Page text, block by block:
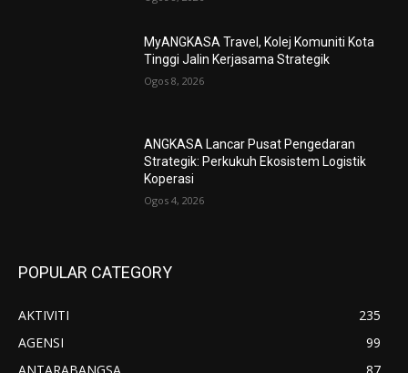
MyANGKASA Travel, Kolej Komuniti Kota
Tinggi Jalin Kerjasama Strategik
Ogos 8, 2026
ANGKASA Lancar Pusat Pengedaran
Strategik: Perkukuh Ekosistem Logistik
Koperasi
Ogos 4, 2026
POPULAR CATEGORY
AKTIVITI
235
AGENSI
99